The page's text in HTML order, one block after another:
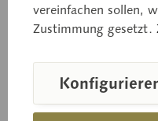
Cortinarius rubellus
vereinfachen sollen,
Zustimmung gesetzt.